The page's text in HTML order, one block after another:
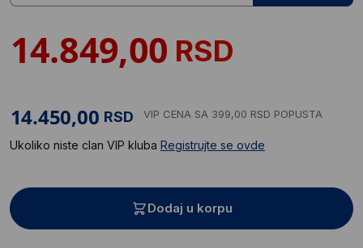
RSD
RSD VIP CENA SA 399,00 RSD POPUSTA
Ukoliko niste clan VIP kluba Registrujte se ovde
Dodaj u korpu